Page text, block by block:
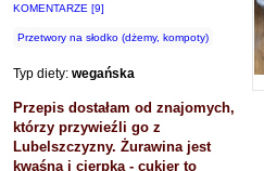
KOMENTARZE [9]
Przetwory na słodko (dżemy, kompoty)
Typ diety: wegańska
Przepis dostałam od znajomych,
którzy przywieźli go z
Lubelszczyzny. Żurawina jest
kwaśna i cierpka - cukier to